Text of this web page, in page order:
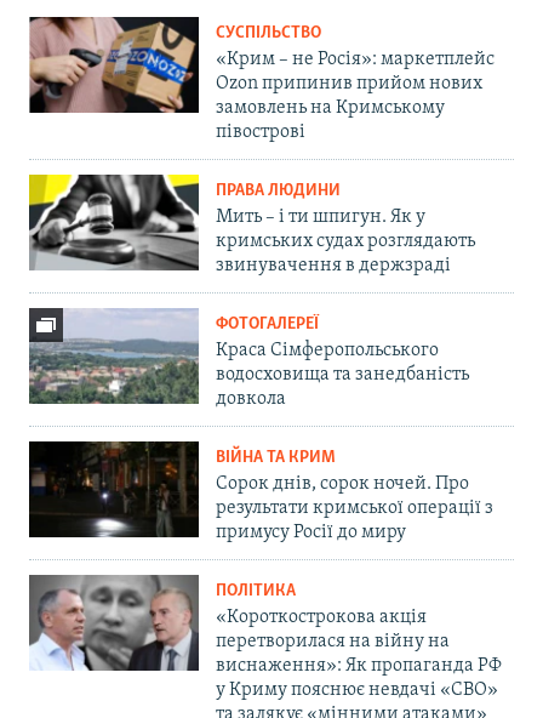
СУСПІЛЬСТВО
«Крим – не Росія»: маркетплейс
Ozon припинив прийом нових
замовлень на Кримському
півострові
ПРАВА ЛЮДИНИ
Мить – і ти шпигун. Як у
кримських судах розглядають
звинувачення в держзраді
ФОТОГАЛЕРЕЇ
Краса Сімферопольського
водосховища та занедбаність
довкола
ВІЙНА ТА КРИМ
Сорок днів, сорок ночей. Про
результати кримської операції з
примусу Росії до миру
ПОЛІТИКА
«Короткострокова акція
перетворилася на війну на
виснаження»: Як пропаганда РФ
у Криму пояснює невдачі «СВО»